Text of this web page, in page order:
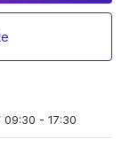
09:30 - 17:30